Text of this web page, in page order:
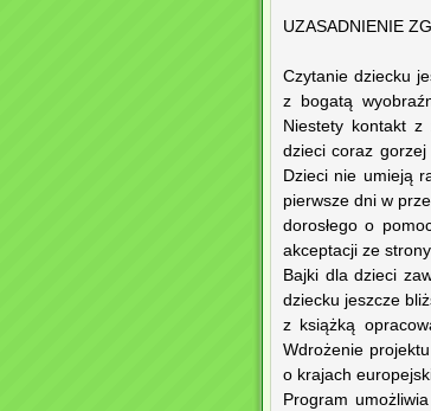
UZASADNIENIE
Czytanie dziecku
z bogatą
Niestety kontakt z
dzieci coraz gorzej
Dzieci nie umieją
pierwsze dni w
dorosłego o
akceptacji ze
Bajki dla dzieci
dziecku jeszcze
z książką
Wdrożenie
o krajach
Program